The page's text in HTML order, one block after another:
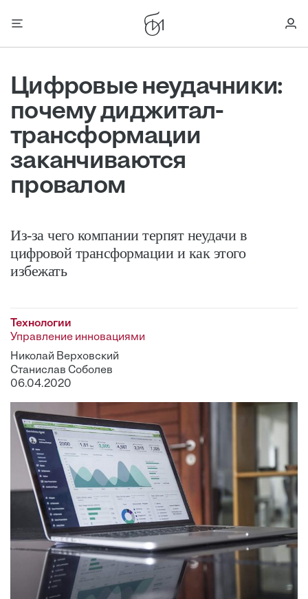
Цифровые неудачники:
почему диджитал-
трансформации
заканчиваются
провалом
Из-за чего компании терпят неудачи в
цифровой трансформации и как этого
избежать
Технологии
Управление инновациями
Николай Верховский
Станислав Соболев
06.04.2020